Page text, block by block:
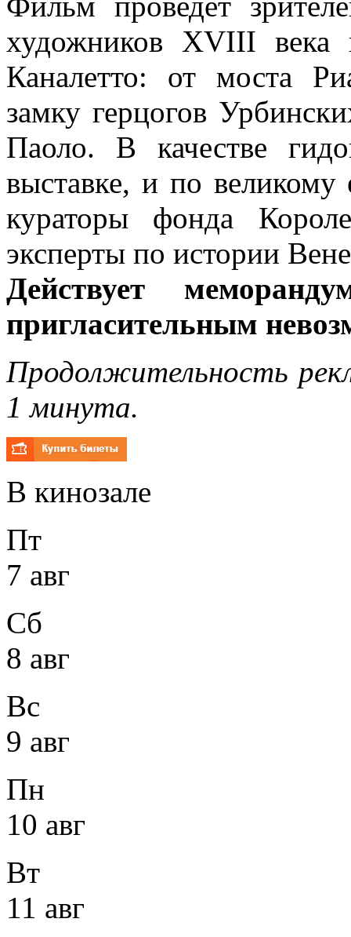
художников XVIII века
Каналетто: от моста
замку герцогов
Паоло. В качестве
выставке, и по великому
кураторы фонда
эксперты по истории
Действует
пригласительным
Продолжительность
1 минута.
В кинозале
Пт
7 авг
Сб
8 авг
Вс
9 авг
Пн
10 авг
Вт
11 авг